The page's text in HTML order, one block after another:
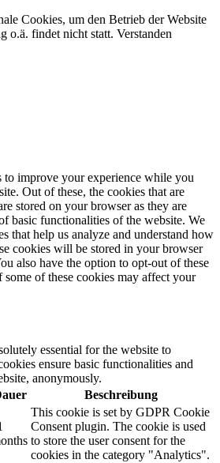
Cookies, um den Betrieb der Website
o.ä. findet nicht statt. Verstanden
to improve your experience while you
Out of these, the cookies that are
stored on your browser as they are
basic functionalities of the website. We
that help us analyze and understand how
cookies will be stored in your browser
also have the option to opt-out of these
of these cookies may affect your
essential for the website to
ensure basic functionalities and
anonymously.
Beschreibung
This cookie is set by GDPR Cookie
Consent plugin. The cookie is used
to store the user consent for the
cookies in the category "Analytics".